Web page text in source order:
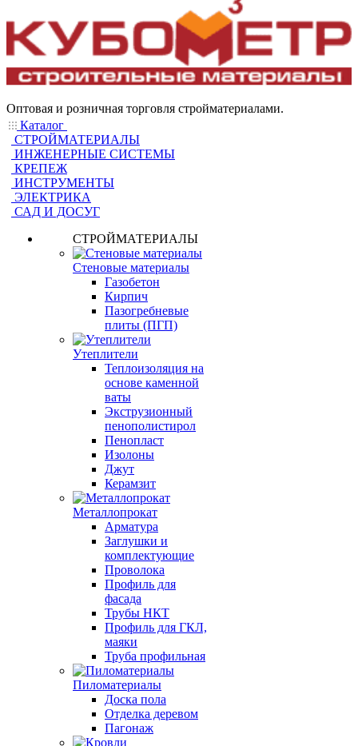
Оптовая и розничная торговля стройматериалами.
Каталог
СТРОЙМАТЕРИАЛЫ
ИНЖЕНЕРНЫЕ СИСТЕМЫ
КРЕПЕЖ
ИНСТРУМЕНТЫ
ЭЛЕКТРИКА
САД И ДОСУГ
СТРОЙМАТЕРИАЛЫ
Стеновые материалы
Газобетон
Кирпич
Пазогребневые
плиты (ПГП)
Утеплители
Теплоизоляция на
основе каменной
ваты
Экструзионный
пенополистирол
Пенопласт
Изолоны
Джут
Керамзит
Металлопрокат
Арматура
Заглушки и
комплектующие
Проволока
Профиль для
фасада
Трубы НКТ
Профиль для ГКЛ,
маяки
Труба профильная
Пиломатериалы
Доска пола
Отделка деревом
Пагонаж